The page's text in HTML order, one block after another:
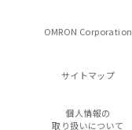
OMRON Corporation
サイトマップ
個人情報の
取り扱いについて